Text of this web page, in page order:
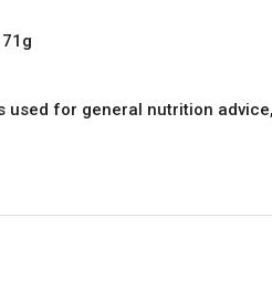
71g
used for general nutrition